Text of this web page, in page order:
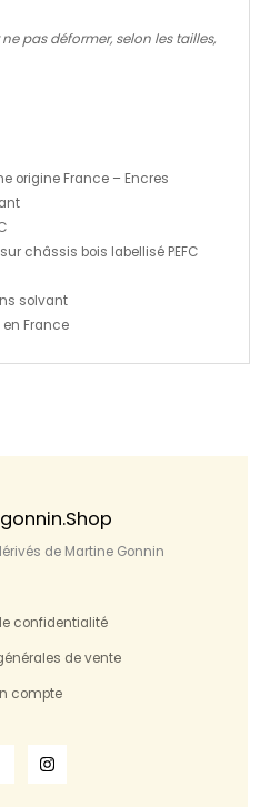
pas déformer, selon les tailles,
origine France – Encres
châssis bois labellisé PEFC
solvant
en France
de Martine Gonnin
confidentialité
de vente
compte